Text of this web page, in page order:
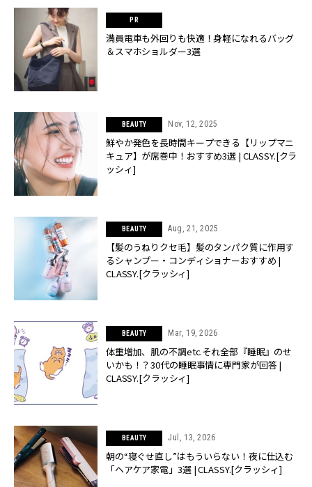
満員電車も外回りも快適！身軽になれるバッグ
＆スマホショルダー3選
BEAUTY Nov, 12, 2025
鮮やか発色を長時間キープできる【リップマニ
キュア】が席巻中！おすすめ3選 | CLASSY.[クラ
ッシィ]
BEAUTY Aug, 21, 2025
【髪のうねりクセ毛】髪のタンパク質に作用す
るシャンプー・コンディショナーおすすめ |
CLASSY.[クラッシィ]
BEAUTY Mar, 19, 2026
体重増加、肌の不調etc.それ全部『睡眠』のせ
いかも！？30代の睡眠事情に専門家が回答 |
CLASSY.[クラッシィ]
BEAUTY Jul, 13, 2026
朝の“寝ぐせ直し”はもういらない！夜に仕込む
「ヘアケア家電」3選 | CLASSY.[クラッシィ]